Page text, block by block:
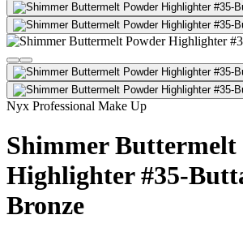
+de 36.000 reviews
Nyx Professional Make Up
Shimmer Buttermelt
Highlighter #35-
Bronze